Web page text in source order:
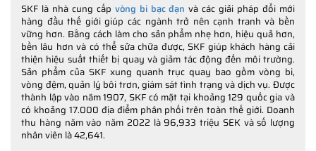
SKF là nhà cung cấp vòng bi bạc đạn và các giải pháp đổi mới
hàng đầu thế giới giúp các ngành trở nên cạnh tranh và bền
vững hơn. Bằng cách làm cho sản phẩm nhẹ hơn, hiệu quả hơn,
bền lâu hơn và có thể sửa chữa được, SKF giúp khách hàng cải
thiện hiệu suất thiết bị quay và giảm tác động đến môi trường.
Sản phẩm của SKF xung quanh trục quay bao gồm vòng bi,
vòng đệm, quản lý bôi trơn, giám sát tình trạng và dịch vụ. Được
thành lập vào năm 1907, SKF có mặt tại khoảng 129 quốc gia và
có khoảng 17.000 địa điểm phân phối trên toàn thế giới. Doanh
thu hàng năm vào năm 2022 là 96,933 triệu SEK và số lượng
nhân viên là 42,641.